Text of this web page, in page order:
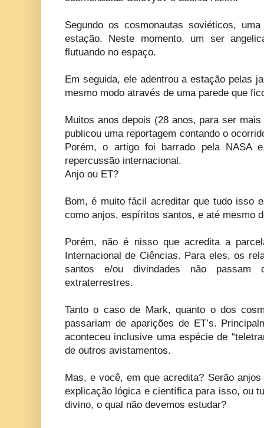
Segundo os cosmonautas soviéticos,
estação. Neste momento, um ser
flutuando no espaço.
Em seguida, ele adentrou a estação pelas
mesmo modo através de uma parede que
Muitos anos depois (28 anos, para ser
publicou uma reportagem contando o
Porém, o artigo foi barrado pela NASA
repercussão internacional.
Anjo ou ET?
Bom, é muito fácil acreditar que tudo isso
como anjos, espíritos santos, e até mesmo
Porém, não é nisso que acredita a
Internacional de Ciências. Para eles, os
santos e/ou divindades não passam
extraterrestres.
Tanto o caso de Mark, quanto o dos
passariam de aparições de ET’s.
aconteceu inclusive uma espécie de
de outros avistamentos.
Mas, e você, em que acredita? Serão
explicação lógica e científica para isso, ou
divino, o qual não devemos estudar?